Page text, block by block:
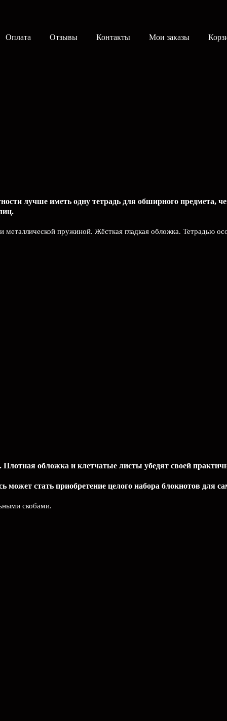
Оплата Отзывы Контакты Мои заказы
лучше иметь одну тетрадь для обширного предмета,
пружиной. Жёсткая гладкая обложка. Тетрадью
обложка и клетчатые листы убедят своей
стать приобретение целого набора блокнотов для
скобами.